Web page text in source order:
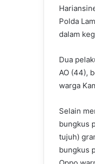
Polda
dalam
Dua
AO (44),
warga
Selain
bungkus
tujuh)
bungkus